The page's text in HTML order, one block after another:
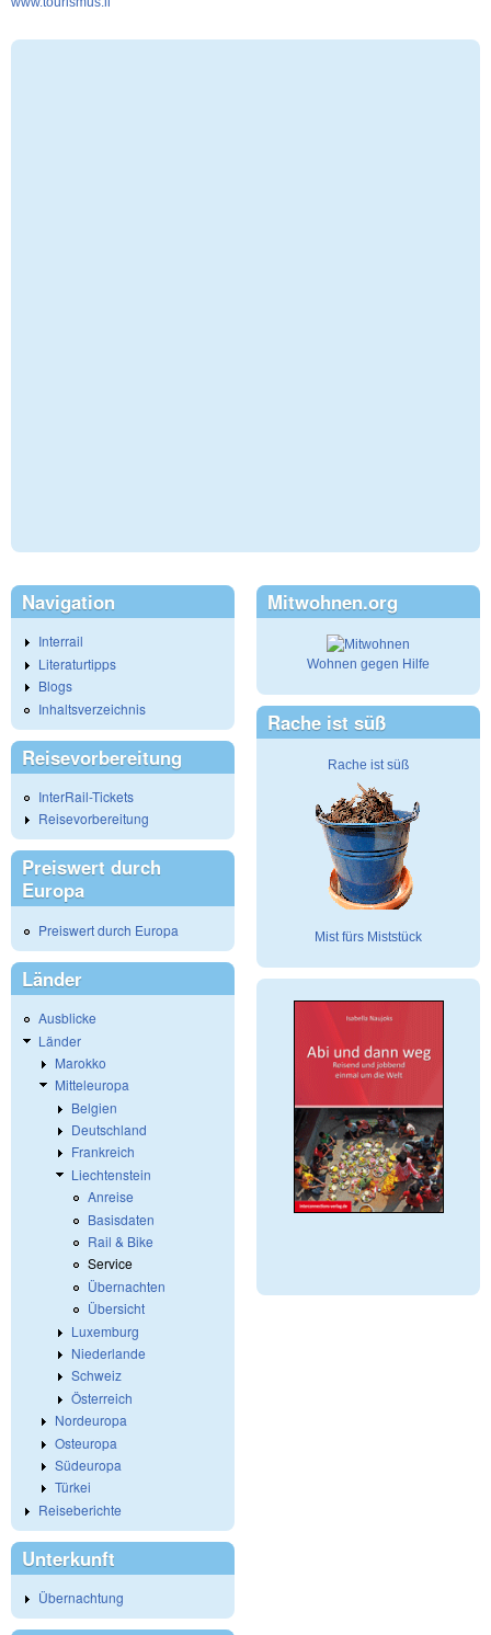
Navigation
Interrail
Literaturtipps
Blogs
Inhaltsverzeichnis
Reisevorbereitung
InterRail-Tickets
Reisevorbereitung
Preiswert durch
Europa
Preiswert durch Europa
Länder
Ausblicke
Länder
Marokko
Mitteleuropa
Belgien
Deutschland
Frankreich
Liechtenstein
Anreise
Basisdaten
Rail & Bike
Service
Übernachten
Übersicht
Luxemburg
Niederlande
Schweiz
Österreich
Nordeuropa
Osteuropa
Südeuropa
Türkei
Reiseberichte
Unterkunft
Übernachtung
Mitwohnen.org
Wohnen gegen Hilfe
Rache ist süß
Rache ist süß
Mist fürs Miststück